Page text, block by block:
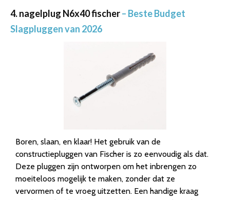
4. nagelplug N6x40 fischer– Beste Budget
Slagpluggen van 2026
Boren, slaan, en klaar! Het gebruik van de
constructiepluggen van Fischer is zo eenvoudig als dat.
Deze pluggen zijn ontworpen om het inbrengen zo
moeiteloos mogelijk te maken, zonder dat ze
vervormen of te vroeg uitzetten. Een handige kraag